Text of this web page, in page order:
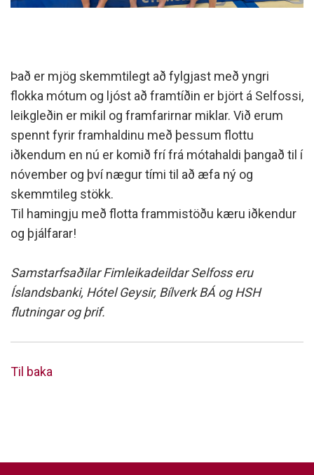
Það er mjög skemmtilegt að fylgjast með yngri
flokka mótum og ljóst að framtíðin er björt á Selfossi,
leikgleðin er mikil og framfarirnar miklar. Við erum
spennt fyrir framhaldinu með þessum flottu
iðkendum en nú er komið frí frá mótahaldi þangað til í
nóvember og því nægur tími til að æfa ný og
skemmtileg stökk.
Til hamingju með flotta frammistöðu kæru iðkendur
og þjálfarar!
Samstarfsaðilar Fimleikadeildar Selfoss eru
Íslandsbanki, Hótel Geysir, Bílverk BÁ og HSH
flutningar og þrif.
Til baka